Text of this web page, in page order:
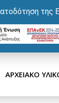
της
ΑΡΧΕΙΑΚΟ